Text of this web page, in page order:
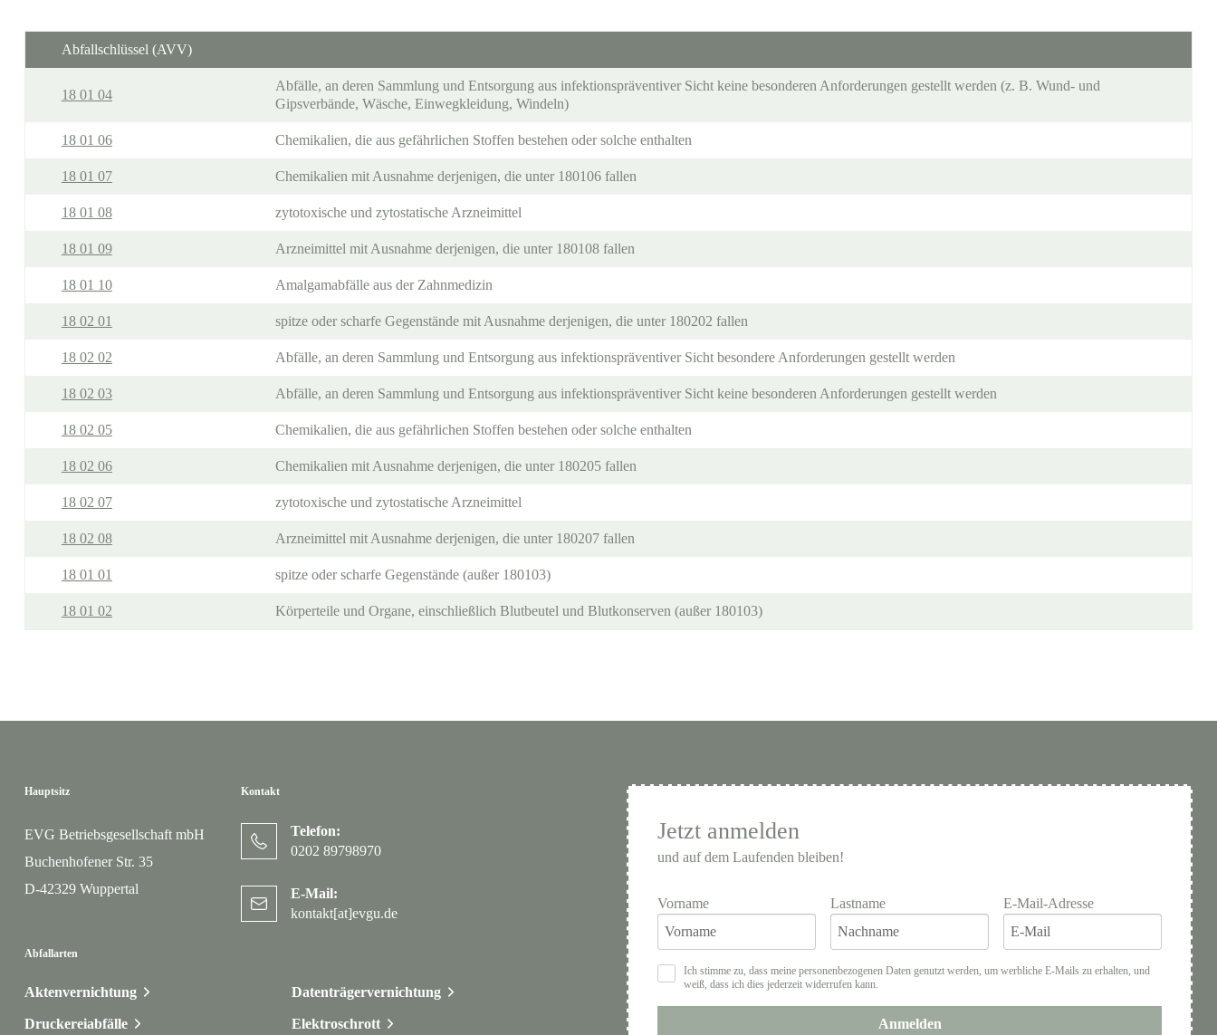
Abfallschlüssel (AVV)
18 01 04
Abfälle, an deren Sammlung und Entsorgung aus infektionspräventiver Sicht keine besonderen Anforderungen gestellt werden (z. B. Wund- und
Gipsverbände, Wäsche, Einwegkleidung, Windeln)
18 01 06 Chemikalien, die aus gefährlichen Stoffen bestehen oder solche enthalten
18 01 07 Chemikalien mit Ausnahme derjenigen, die unter 180106 fallen
18 01 08 zytotoxische und zytostatische Arzneimittel
18 01 09 Arzneimittel mit Ausnahme derjenigen, die unter 180108 fallen
18 01 10 Amalgamabfälle aus der Zahnmedizin
18 02 01 spitze oder scharfe Gegenstände mit Ausnahme derjenigen, die unter 180202 fallen
18 02 02 Abfälle, an deren Sammlung und Entsorgung aus infektionspräventiver Sicht besondere Anforderungen gestellt werden
18 02 03 Abfälle, an deren Sammlung und Entsorgung aus infektionspräventiver Sicht keine besonderen Anforderungen gestellt werden
18 02 05 Chemikalien, die aus gefährlichen Stoffen bestehen oder solche enthalten
18 02 06 Chemikalien mit Ausnahme derjenigen, die unter 180205 fallen
18 02 07 zytotoxische und zytostatische Arzneimittel
18 02 08 Arzneimittel mit Ausnahme derjenigen, die unter 180207 fallen
18 01 01 spitze oder scharfe Gegenstände (außer 180103)
18 01 02 Körperteile und Organe, einschließlich Blutbeutel und Blutkonserven (außer 180103)
Hauptsitz
EVG Betriebsgesellschaft mbH
Buchenhofener Str. 35
D-42329 Wuppertal
Kontakt
Telefon:
0202 89798970
E-Mail:
kontakt[at]evgu.de
Abfallarten
Aktenvernichtung Datenträgervernichtung
Druckereiabfälle Elektroschrott
Jetzt anmelden
und auf dem Laufenden bleiben!
Vorname Lastname E-Mail-Adresse
Ich stimme zu, dass meine personenbezogenen Daten genutzt werden, um werbliche E-Mails zu erhalten, und
weiß, dass ich dies jederzeit widerrufen kann.
Anmelden